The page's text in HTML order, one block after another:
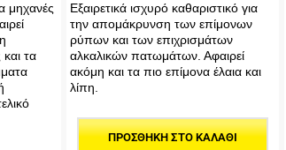
μηχανές
και τα
Εξαιρετικά ισχυρό καθαριστικό για
την απομάκρυνση των επίμονων
ρύπων και των επιχρισμάτων
αλκαλικών πατωμάτων. Αφαιρεί
ακόμη και τα πιο επίμονα έλαια και
λίπη.
ΠΡΟΣΘΉΚΗ ΣΤΟ ΚΑΛΆΘΙ